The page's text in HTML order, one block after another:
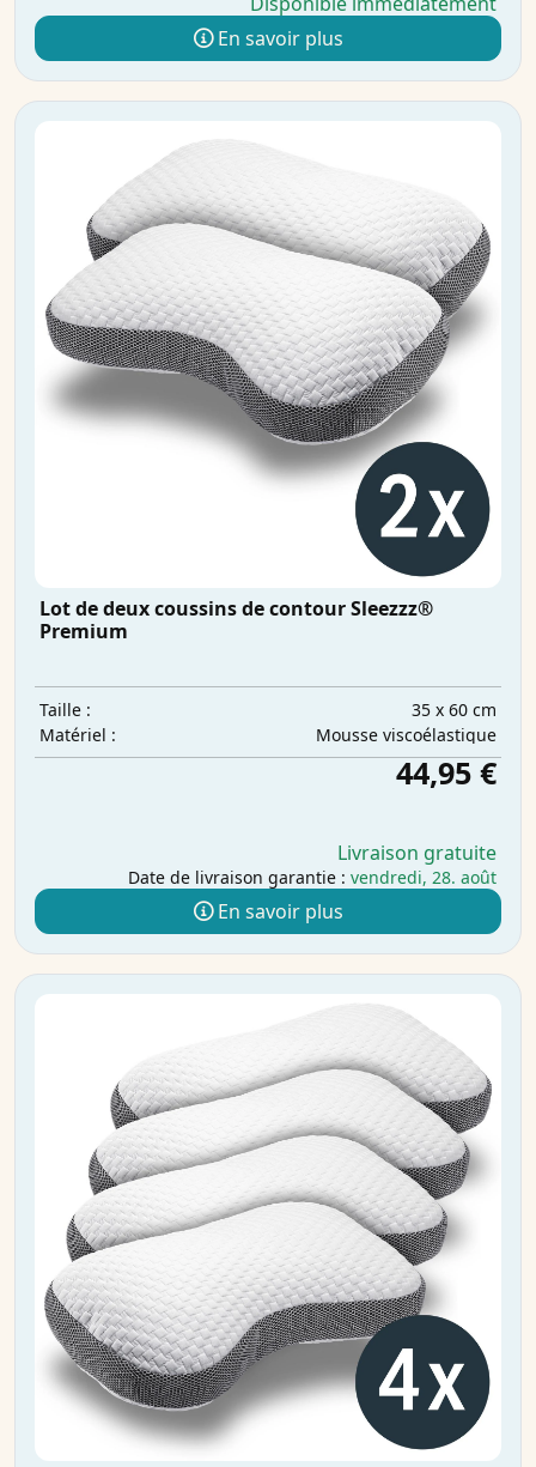
En savoir plus
Lot de deux coussins de contour Sleezzz®
Premium
Taille :
35 x 60 cm
Matériel :
Mousse viscoélastique
44,95 €
Livraison gratuite
Date de livraison garantie : vendredi, 28. août
En savoir plus